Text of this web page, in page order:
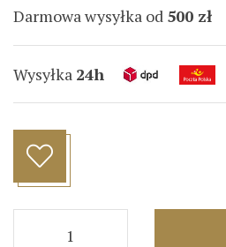
Darmowa wysyłka od 500 zł
Wysyłka 24h